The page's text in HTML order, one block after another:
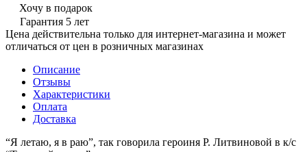
Хочу в подарок
Гарантия 5 лет
Цена действительна только для интернет-магазина и может
отличаться от цен в розничных магазинах
Описание
Отзывы
Характеристики
Оплата
Доставка
“Я летаю, я в раю”, так говорила героиня Р. Литвиновой в к/с